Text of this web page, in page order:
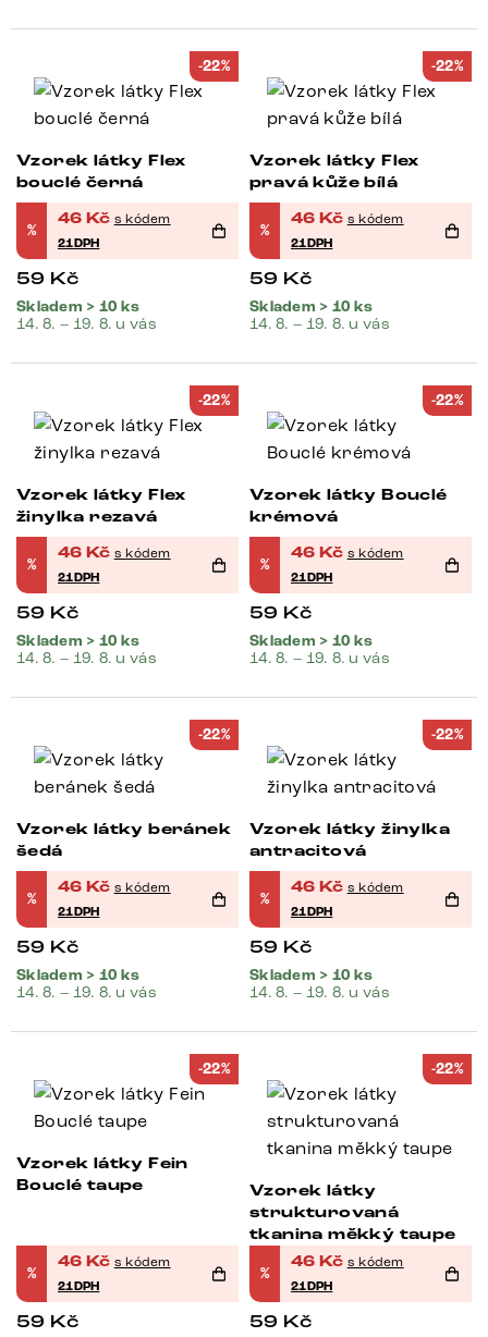
-22%
Vzorek látky Flex
bouclé černá
%
46 Kč s kódem
21DPH
59 Kč
Skladem > 10 ks
14. 8. – 19. 8. u vás
-22%
Vzorek látky Flex
pravá kůže bílá
%
46 Kč s kódem
21DPH
59 Kč
Skladem > 10 ks
14. 8. – 19. 8. u vás
-22%
Vzorek látky Flex
žinylka rezavá
%
46 Kč s kódem
21DPH
59 Kč
Skladem > 10 ks
14. 8. – 19. 8. u vás
-22%
Vzorek látky Bouclé
krémová
%
46 Kč s kódem
21DPH
59 Kč
Skladem > 10 ks
14. 8. – 19. 8. u vás
-22%
Vzorek látky beránek
šedá
%
46 Kč s kódem
21DPH
59 Kč
Skladem > 10 ks
14. 8. – 19. 8. u vás
-22%
Vzorek látky žinylka
antracitová
%
46 Kč s kódem
21DPH
59 Kč
Skladem > 10 ks
14. 8. – 19. 8. u vás
-22%
Vzorek látky Fein
Bouclé taupe
%
46 Kč s kódem
21DPH
59 Kč
-22%
Vzorek látky
strukturovaná
tkanina měkký taupe
%
46 Kč s kódem
21DPH
59 Kč